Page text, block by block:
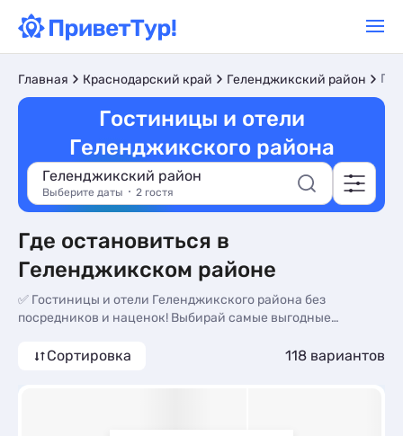
Главная Краснодарский край Геленджикский район
Гостиницы и отели
Геленджикского района
Геленджикский район
Выберите даты 2 гостя
Где остановиться в
Геленджикском районе
✅ Гостиницы и отели Геленджикского района без
посредников и наценок! Выбирай самые выгодные
контакты владельцев, отзывы.
Сортировка 118 вариантов